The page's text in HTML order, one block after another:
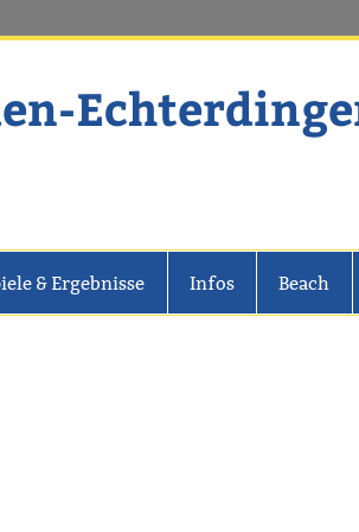
& Ergebnisse Infos Beach